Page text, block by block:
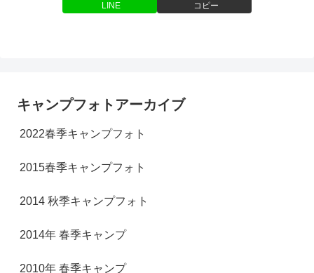
LINE コピー
キャンプフォトアーカイブ
2022春季キャンプフォト
2015春季キャンプフォト
2014 秋季キャンプフォト
2014年 春季キャンプ
2010年 春季キャンプ